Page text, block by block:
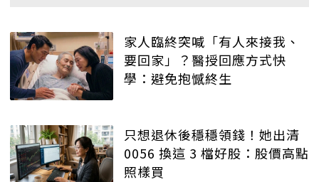
家人臨終突喊「有人來接我、
要回家」？醫授回應方式快
學：避免抱憾終生
只想退休後穩穩領錢！她出清
0056 換這 3 檔好股：股價高點
照樣買